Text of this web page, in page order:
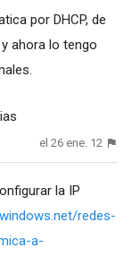
por DHCP, de
ahora lo tengo
el 26 ene. 12
la IP
redes-
a-